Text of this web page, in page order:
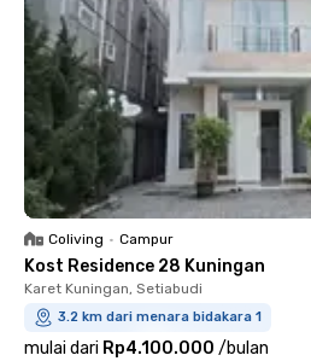
Coliving • Campur
Kost Residence 28 Kuningan
Karet Kuningan, Setiabudi
3.2 km dari menara bidakara 1
mulai dari Rp4.100.000 /bulan